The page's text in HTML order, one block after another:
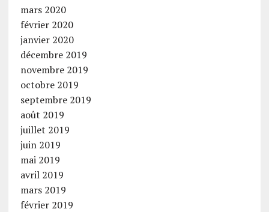
mars 2020
février 2020
janvier 2020
décembre 2019
novembre 2019
octobre 2019
septembre 2019
août 2019
juillet 2019
juin 2019
mai 2019
avril 2019
mars 2019
février 2019